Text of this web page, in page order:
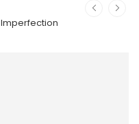
Imperfection